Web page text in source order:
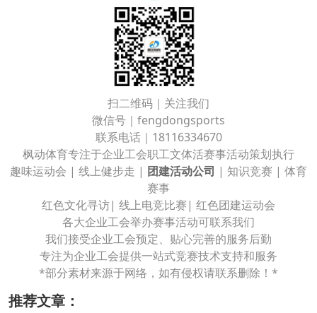
扫二维码｜关注我们
微信号｜fengdongsports
联系电话｜18116334670
枫动体育专注于企业工会职工文体活赛事活动策划执行
趣味运动会 | 线上健步走 | 团建活动公司 | 知识竞赛 | 体育
赛事
红色文化寻访| 线上电竞比赛| 红色团建运动会
各大企业工会举办赛事活动可联系我们
我们接受企业工会预定、贴心完善的服务后勤
专注为企业工会提供一站式竞赛技术支持和服务
*部分素材来源于网络，如有侵权请联系删除！*
推荐文章：